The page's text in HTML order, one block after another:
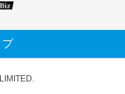
プ